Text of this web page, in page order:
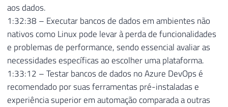
aos dados.
1:32:38 – Executar bancos de dados em ambientes não
nativos como Linux pode levar à perda de funcionalidades
e problemas de performance, sendo essencial avaliar as
necessidades específicas ao escolher uma plataforma.
1:33:12 – Testar bancos de dados no Azure DevOps é
recomendado por suas ferramentas pré-instaladas e
experiência superior em automação comparada a outras